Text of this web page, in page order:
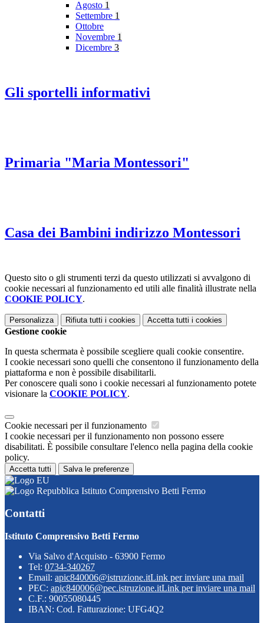
Agosto 1
Settembre 1
Ottobre
Novembre 1
Dicembre 3
Gli sportelli informativi
Primaria "Maria Montessori"
Casa dei Bambini indirizzo Montessori
Questo sito o gli strumenti terzi da questo utilizzati si avvalgono di
cookie necessari al funzionamento ed utili alle finalità illustrate nella
COOKIE POLICY.
Personalizza Rifiuta tutti i cookies Accetta tutti i cookies
Gestione cookie
In questa schermata è possibile scegliere quali cookie consentire.
I cookie necessari sono quelli che consentono il funzionamento della
piattaforma e non è possibile disabilitarli.
Per conoscere quali sono i cookie necessari al funzionamento potete
visionare la COOKIE POLICY.
Cookie necessari per il funzionamento
I cookie necessari per il funzionamento non possono essere
disabilitati. È possibile consultare l'elenco nella pagina della cookie
policy.
Accetta tutti Salva le preferenze
Istituto Comprensivo Betti Fermo
Contatti
Istituto Comprensivo Betti Fermo
Via Salvo d'Acquisto - 63900 Fermo
Tel: 0734-340267
Email: apic840006@istruzione.itLink per inviare una mail
PEC: apic840006@pec.istruzione.itLink per inviare una mail
C.F.: 90055080445
IBAN: Cod. Fatturazione: UFG4Q2